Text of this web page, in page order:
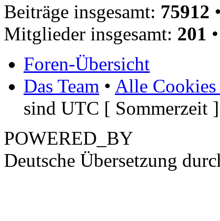
Beiträge insgesamt: 75912
Mitglieder insgesamt: 201
Foren-Übersicht
Das Team • Alle Cookies
sind UTC [ Sommerzeit ]
POWERED_BY
Deutsche Übersetzung